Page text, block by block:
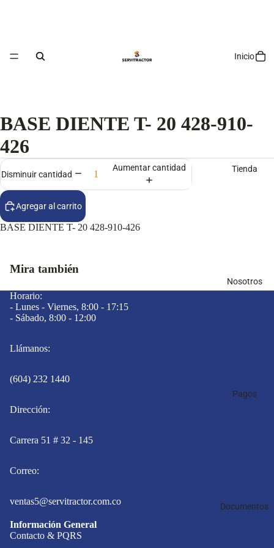
Inicio
Tienda
Nosotros
Pagos
Documentos
BASE DIENTE T- 20 428-910-
426
Disminuir cantidad
Aumentar cantidad
Agregar al carrito
BASE DIENTE T- 20 428-910-426
Mira también
Horario:
- Lunes - Viernes, 8:00 - 17:15
- Sábado, 8:00 - 12:00
Llámanos:
(604) 232 1440
Dirección:
Carrera 51 # 32 - 145
Correo:
ventas5@servitractor.com.co
Información General
Contacto & PQRS